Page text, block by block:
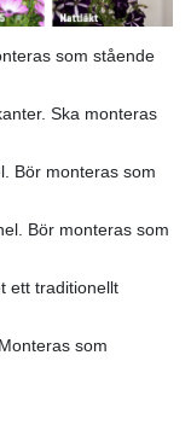
som stående
Ska monteras
Bör monteras som
Bör monteras som
ett traditionellt
som